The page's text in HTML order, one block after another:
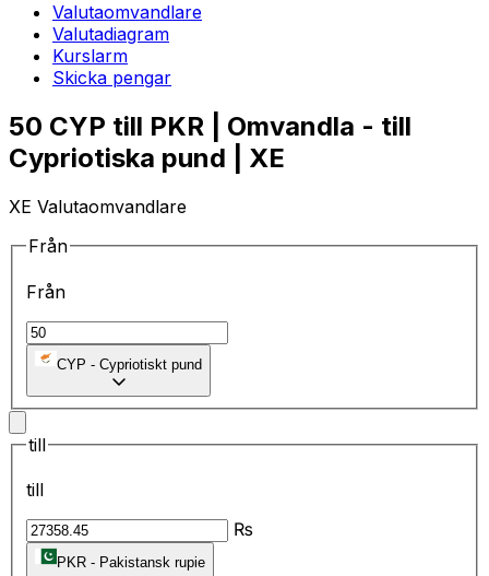
Valutaomvandlare
Valutadiagram
Kurslarm
Skicka pengar
50 CYP till PKR | Omvandla - till
Cypriotiska pund | XE
XE Valutaomvandlare
Från
Från
CYP - Cypriotiskt pund
till
till
₨
PKR - Pakistansk rupie